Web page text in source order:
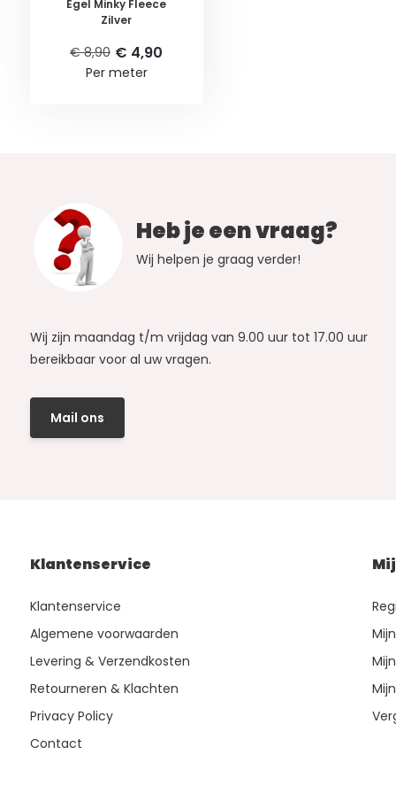
Egel Minky Fleece
Zilver
€ 8,90 € 4,90
Per meter
Heb je een vraag?
Wij helpen je graag verder!
Wij zijn maandag t/m vrijdag van 9.00 uur tot 17.00 uur
bereikbaar voor al uw vragen.
Mail ons
Klantenservice
Klantenservice
Algemene voorwaarden
Levering & Verzendkosten
Retourneren & Klachten
Privacy Policy
Contact